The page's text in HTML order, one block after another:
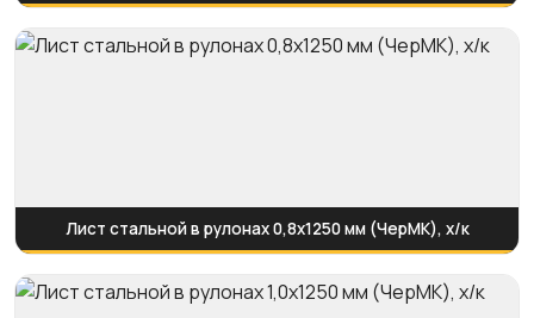
Лист стальной в рулонах 0,8х1250 мм (ЧерМК), х/к